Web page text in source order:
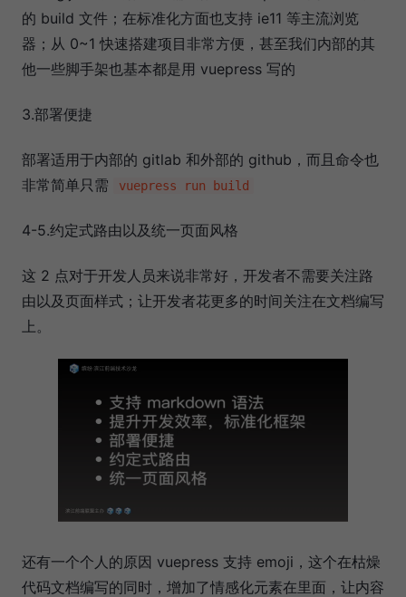
的 build 文件；在标准化方面也支持 ie11 等主流浏览
器；从 0~1 快速搭建项目非常方便，甚至我们内部的其
他一些脚手架也基本都是用 vuepress 写的
3.部署便捷
部署适用于内部的 gitlab 和外部的 github，而且命令也
非常简单只需
vuepress run build
4-5.约定式路由以及统一页面风格
这 2 点对于开发人员来说非常好，开发者不需要关注路
由以及页面样式；让开发者花更多的时间关注在文档编写
上。
还有一个个人的原因 vuepress 支持 emoji，这个在枯燥
代码文档编写的同时，增加了情感化元素在里面，让内容